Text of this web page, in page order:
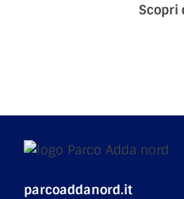
Scopri
parcoaddanord.it